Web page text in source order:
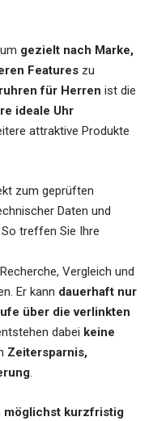
gezielt nach Marke,
Features zu
für Herren ist die
ideale Uhr
attraktive Produkte
zum geprüften
Daten und
treffen Sie Ihre
Vergleich und
Er kann dauerhaft nur
über die verlinkten
dabei keine
Zeitersparnis,
.
möglichst kurzfristig